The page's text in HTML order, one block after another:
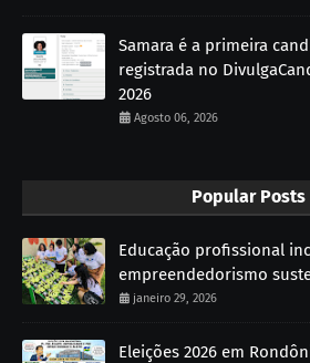
Samara é a primeira
registrada no
2026
Agosto 06, 2026
Popular Posts
Educação profissional
empreendedorismo
janeiro 29, 2026
Eleições 2026 em